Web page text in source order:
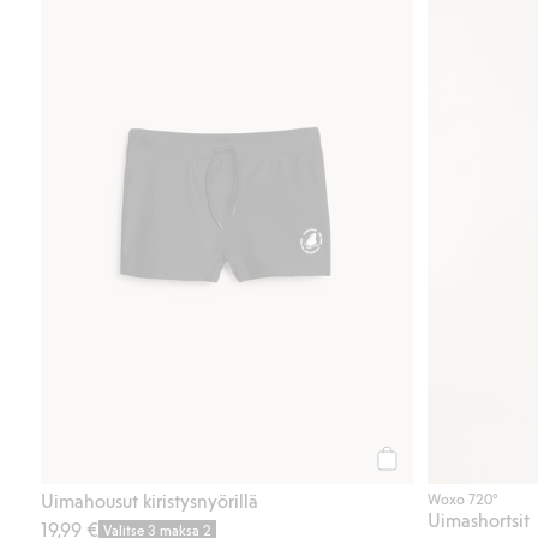
Uimahousut kiristysnyörillä
19,99 € Valitse 3 maksa 2
Woxo 720°
Uimashortsit